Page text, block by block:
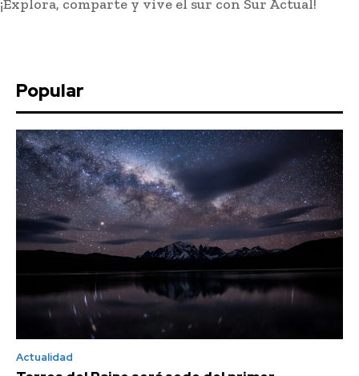
¡Explora, comparte y vive el sur con Sur Actual!
Popular
Actualidad